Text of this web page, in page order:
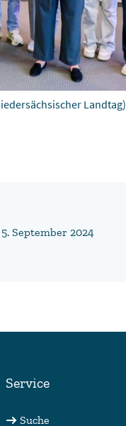
Landtag)
September 2024
Service
Suche